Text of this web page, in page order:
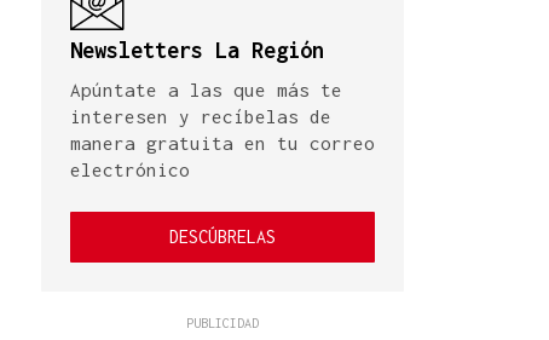
Newsletters La Región
Apúntate a las que más te
interesen y recíbelas de
manera gratuita en tu correo
electrónico
DESCÚBRELAS